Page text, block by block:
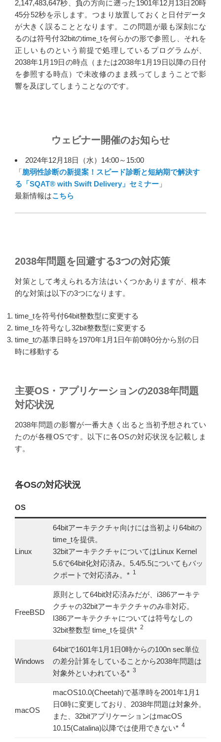
2,147,483,647秒、負の方向に遡った1901年12月13日20時
45分52秒を示します。つまり放置しておくと日付データ
が大きく誤ることとなります。この問題が最も深刻にな
るのは符号付32bitのtime_tを何らかの形で参照し、それを
正しいものという前提で処理しているプログラムが、
2038年1月19日の時点（または2038年1月19日以降の日付
を参照する時点）で未改修のまま残ってしまうことで影
響を及ぼしてしまうことなのです。
ウェビナー開催のお知らせ
2024年12月18日（水）14:00～15:00
「脆弱性診断の新提案！スピード診断と短納期で解決す
る「SQAT® with Swift Delivery」セミナー 」
最新情報はこちら
2038年問題を回避する3つの対応策
対策として考えられる方法はいくつかありますが、根本
的な対策は以下の3つになります。
time_tを符号付64bit整数型に変更する
time_tを符号なし32bit整数型に変更する
time_tの基準日時を1970年1月1日午前0時0分から別の日
時に移動する
主要OS・アプリケーションの2038年問題
対応状況
2038年問題の影響が一番大きく出ると当初予想されてい
たのが各種OSです。以下に各OSの対応状況を記載しま
す。
各OSの対応状況
OS
Linux
64bitアーキテクチャ向けには当初より64bitの
time_tを提供。
32bitアーキテクチャについてはLinux Kernel
5.6で64bit化対応済み。5.4/5.5についてもバッ
クポートで対応済み。* 1
FreeBSD
原則として64bit対応済みだが、i386アーキテ
クチャの32bitアーキテクチャのみ非対応。
I386アーキテクチャについては符号なしの
32bit整数型 time_tを提供* 2
Windows
64bitで1601年1月1日0時からの100n sec単位
の差分計算をしていることから2038年問題は
対象外といわれている* 3
macOS
macOS10.0(Cheetah)で基準時を2001年1月1
日0時に変更しており、2038年問題は対象外。
また、32bitアプリケーションはmacOS
10.15(Catalina)以降では使用できない* 4